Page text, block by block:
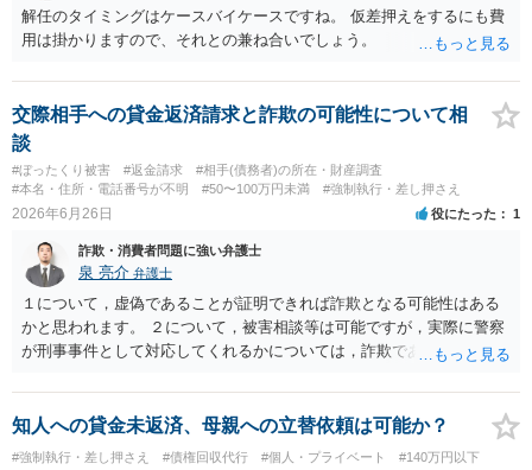
勢で交渉に臨むのが現実的かと思います。
解任のタイミングはケースバイケースですね。 仮差押えをするにも費
用は掛かりますので、それとの兼ね合いでしょう。
交際相手への貸金返済請求と詐欺の可能性について相
談
#ぼったくり被害 #返金請求
#相手(債務者)の所在・財産調査
#本名・住所・電話番号が不明
#50〜100万円未満 #強制執行・差し押さえ
2026年6月26日 役にたった 1
詐欺・消費者問題に強い弁護士
泉 亮介 弁護士
１について，虚偽であることが証明できれば詐欺となる可能性はある
かと思われます。 ２について，被害相談等は可能ですが，実際に警察
が刑事事件として対応してくれるかについては，詐欺であることをど
す。 ３について，相手と連絡が取れるのであれば内容証明や電話での
連絡等から交渉をすることtなるかと思われます。弁護士を立てること
を想定されている場合，裁判をする場合だと，弁護士費用との関係か
知人への貸金未返済、母親への立替依頼は可能か？
#強制執行・差し押さえ #債権回収代行 #個人・プライベート #140万円以下